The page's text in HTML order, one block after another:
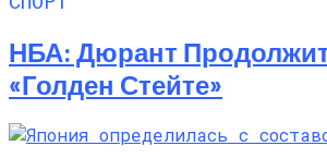
НБА: Дюрант
«Голден Стейте»